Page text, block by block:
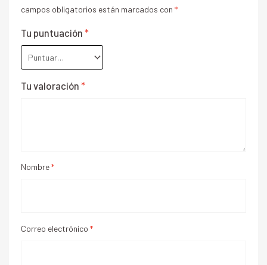
campos obligatorios están marcados con *
Tu puntuación *
Tu valoración *
Nombre*
Correo electrónico *